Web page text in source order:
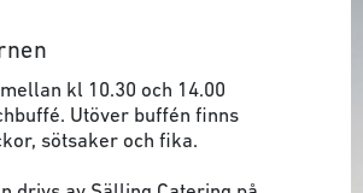
kl 10.30 och 14.00
Utöver buffén finns
sötsaker och fika.